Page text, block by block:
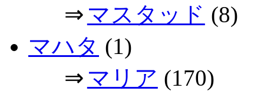
⇒ マスタッド (8)
マハタ (1)
⇒ マリア (170)